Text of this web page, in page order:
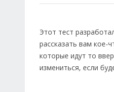
Этот тест
рассказать вам
которые идут то
измениться, если